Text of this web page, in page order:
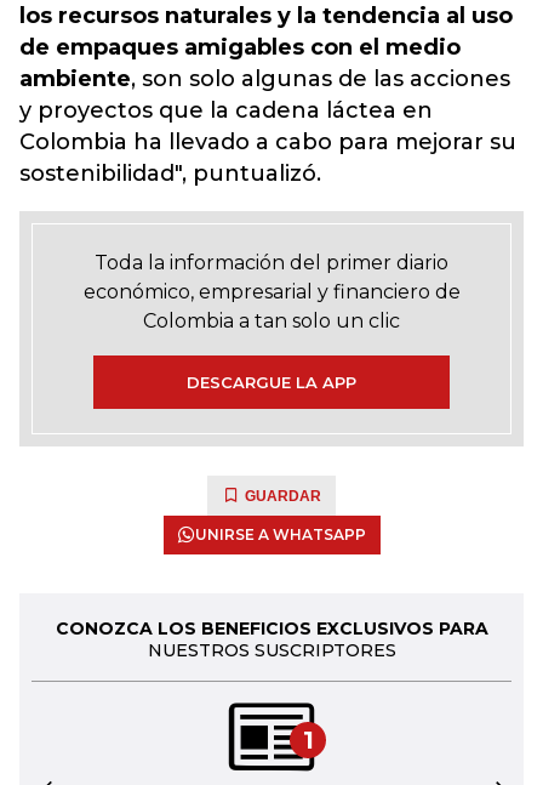
los recursos naturales y la tendencia al uso
de empaques amigables con el medio
ambiente, son solo algunas de las acciones
y proyectos que la cadena láctea en
Colombia ha llevado a cabo para mejorar su
sostenibilidad", puntualizó.
Toda la información del primer diario
económico, empresarial y financiero de
Colombia a tan solo un clic
DESCARGUE LA APP
GUARDAR
UNIRSE A WHATSAPP
CONOZCA LOS BENEFICIOS EXCLUSIVOS PARA
NUESTROS SUSCRIPTORES
1